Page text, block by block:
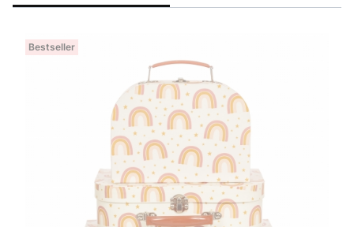
Bestseller